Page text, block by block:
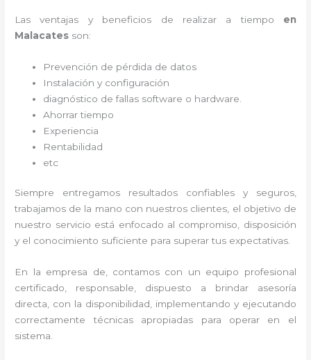
Las ventajas y beneficios de realizar a tiempo en
Malacates son:
Prevención de pérdida de datos
Instalación y configuración
diagnóstico de fallas software o hardware
Ahorrar tiempo
Experiencia
Rentabilidad
etc
Siempre entregamos resultados confiables y seguros,
trabajamos de la mano con nuestros clientes, el objetivo de
nuestro servicio está enfocado al compromiso, disposición
y el conocimiento suficiente para superar tus expectativas.
En la empresa de , contamos con un equipo profesional
certificado, responsable, dispuesto a brindar asesoría
directa, con la disponibilidad, implementando y ejecutando
correctamente técnicas apropiadas para operar en el
sistema.